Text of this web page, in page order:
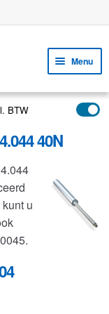
Menu
BTW
40N
u